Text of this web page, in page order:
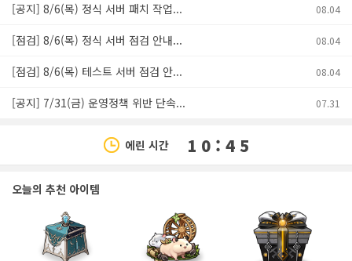
[공지] 8/6(목) 정식 서버 패치 작업... 08.04
[점검] 8/6(목) 정식 서버 점검 안내... 08.04
[점검] 8/6(목) 테스트 서버 점검 안... 08.04
[공지] 7/31(금) 운영정책 위반 단속... 07.31
에린 시간 1 0 : 4 5
오늘의 추천 아이템